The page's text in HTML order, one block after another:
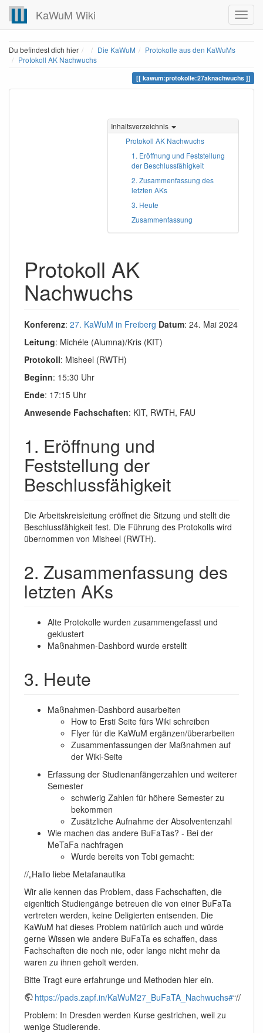
KaWuM Wiki
Du befindest dich hier HomeDie KaWuM
Protokolle aus den KaWuMs
Protokoll AK Nachwuchs
kawum:protokolle:27aknachwuchs
Inhaltsverzeichnis
Protokoll AK Nachwuchs
1. Eröffnung und Feststellung
der Beschlussfähigkeit
2. Zusammenfassung des
letzten AKs
3. Heute
Zusammenfassung
Protokoll AK
Nachwuchs
Konferenz: 27. KaWuM in Freiberg Datum: 24. Mai 2024
Leitung: Michéle (Alumna)/Kris (KIT)
Protokoll: Misheel (RWTH)
Beginn: 15:30 Uhr
Ende: 17:15 Uhr
Anwesende Fachschaften: KIT, RWTH, FAU
1. Eröffnung und
Feststellung der
Beschlussfähigkeit
Die Arbeitskreisleitung eröffnet die Sitzung und stellt die
Beschlussfähigkeit fest. Die Führung des Protokolls wird
übernommen von Misheel (RWTH).
2. Zusammenfassung des
letzten AKs
Alte Protokolle wurden zusammengefasst und
geklustert
Maßnahmen-Dashbord wurde erstellt
3. Heute
Maßnahmen-Dashbord ausarbeiten
How to Ersti Seite fürs Wiki schreiben
Flyer für die KaWuM ergänzen/überarbeiten
Zusammenfassungen der Maßnahmen auf
der Wiki-Seite
Erfassung der Studienanfängerzahlen und weiterer
Semester
schwierig Zahlen für höhere Semester zu
bekommen
Zusätzliche Aufnahme der Absolventenzahl
Wie machen das andere BuFaTas? - Bei der
MeTaFa nachfragen
Wurde bereits von Tobi gemacht:
//„Hallo liebe Metafanautika
Wir alle kennen das Problem, dass Fachschaften, die
eigenltich Studiengänge betreuen die von einer BuFaTa
vertreten werden, keine Deligierten entsenden. Die
KaWuM hat dieses Problem natürlich auch und würde
gerne Wissen wie andere BuFaTa es schaffen, dass
Fachschaften die noch nie, oder lange nicht mehr da
waren zu ihnen geholt werden.
Bitte Tragt eure erfahrunge und Methoden hier ein.
https://pads.zapf.in/KaWuM27_BuFaTA_Nachwuchs#“//
Problem: In Dresden werden Kurse gestrichen, weil zu
wenige Studierende.